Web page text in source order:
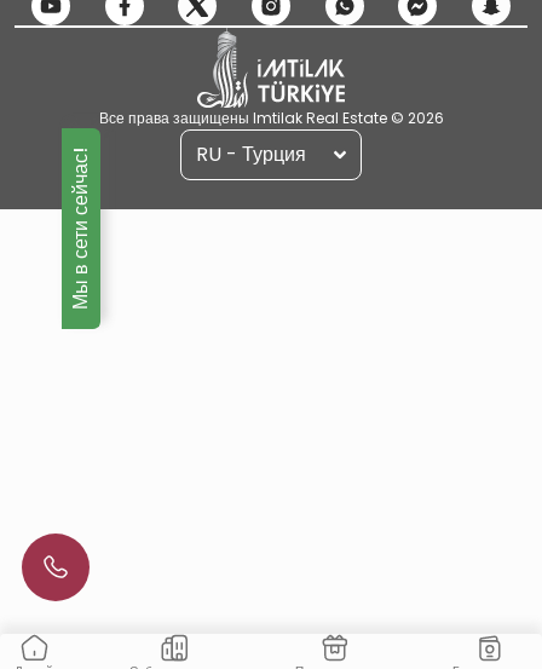
Все права защищены Imtilak Real Estate © 2026
RU - Турция
Мы в сети сейчас!